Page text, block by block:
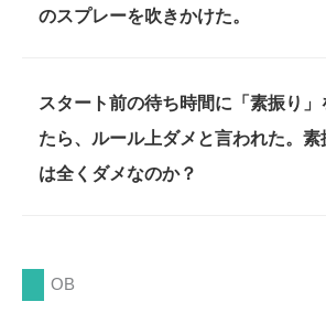
のスプレーを吹きかけた。
スタート前の待ち時間に「素振り」
たら、ルール上ダメと言われた。素
は全くダメなのか？
OB